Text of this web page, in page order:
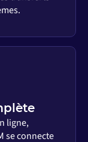
ligne,
se connecte